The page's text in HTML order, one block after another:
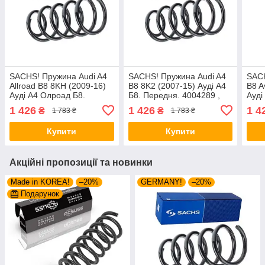
SACHS! Пружина Audi A4
Allroad B8 8KH (2009-16)
Ауді А4 Олроад Б8.
RA3798 , 993124. Сакс
1 426 ₴ 1 783 ₴
Купити
SACHS! Пружина Audi A4
B8 8K2 (2007-15) Ауді А4
Б8. Передня. 4004289 ,
1 426₴ 1 783 ₴
Купити
B8
1
Акційні пропозиції та новинки
Made in KOREA!
–20%
Подарунок
GERMANY! –20%